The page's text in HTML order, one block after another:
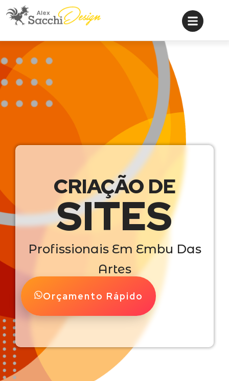
CRIAÇÃO DE
SITES
Profissionais Em Embu Das
Artes
Orçamento Rápido